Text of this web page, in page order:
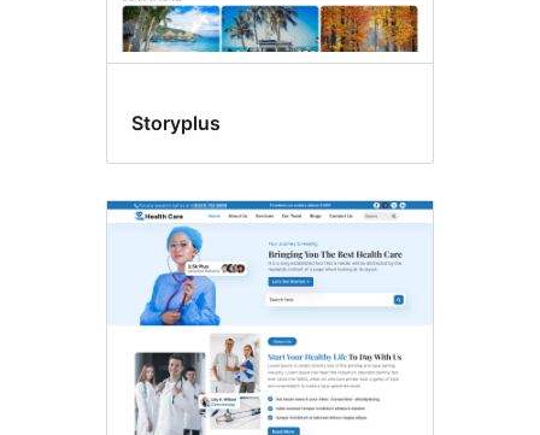
Storyplus